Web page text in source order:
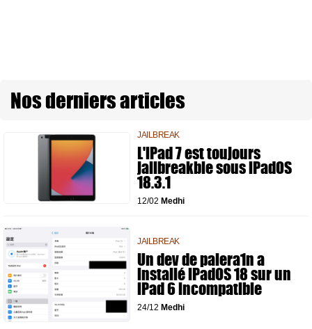
Nos derniers articles
JAILBREAK
L'iPad 7 est toujours
jailbreakble sous iPadOS
18.3.1
12/02 Medhi
JAILBREAK
Un dev de palera1n a
installé iPadOS 18 sur un
iPad 6 incompatible
24/12 Medhi